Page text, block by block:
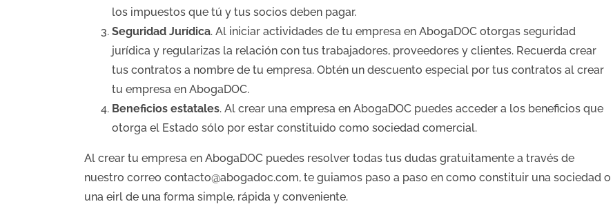
los impuestos que tú y tus socios deben pagar.
Seguridad Jurídica. Al iniciar actividades de tu empresa en AbogaDOC otorgas seguridad
jurídica y regularizas la relación con tus trabajadores, proveedores y clientes. Recuerda crear
tus contratos a nombre de tu empresa. Obtén un descuento especial por tus contratos al crear
tu empresa en AbogaDOC.
Beneficios estatales. Al crear una empresa en AbogaDOC puedes acceder a los beneficios que
otorga el Estado sólo por estar constituido como sociedad comercial.
Al crear tu empresa en AbogaDOC puedes resolver todas tus dudas gratuitamente a través de
nuestro correo contacto@abogadoc.com, te guiamos paso a paso en como constituir una sociedad o
una eirl de una forma simple, rápida y conveniente.